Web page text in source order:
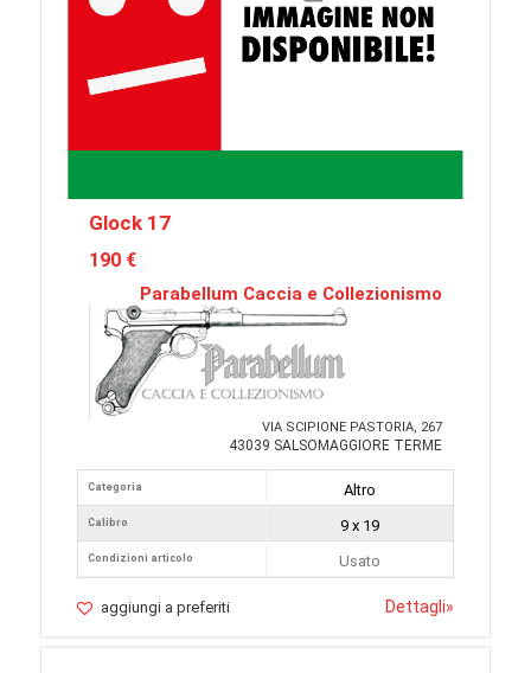
Glock 17
190 €
Parabellum Caccia e Collezionismo
VIA SCIPIONE PASTORIA, 267
43039 SALSOMAGGIORE TERME
Categoria
Calibro
Condizioni articolo
Altro
9 x 19
Usato
aggiungi a preferiti Dettagli»